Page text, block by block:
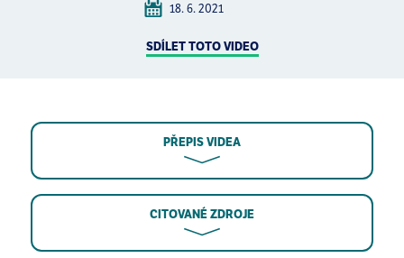
18. 6. 2021
SDÍLET TOTO VIDEO
PŘEPIS VIDEA
CITOVANÉ ZDROJE